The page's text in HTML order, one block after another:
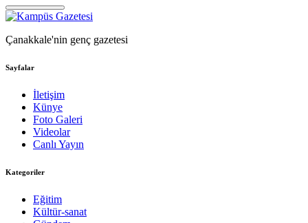
Çanakkale'nin genç gazetesi
Sayfalar
İletişim
Künye
Foto Galeri
Videolar
Canlı Yayın
Kategoriler
Eğitim
Kültür-sanat